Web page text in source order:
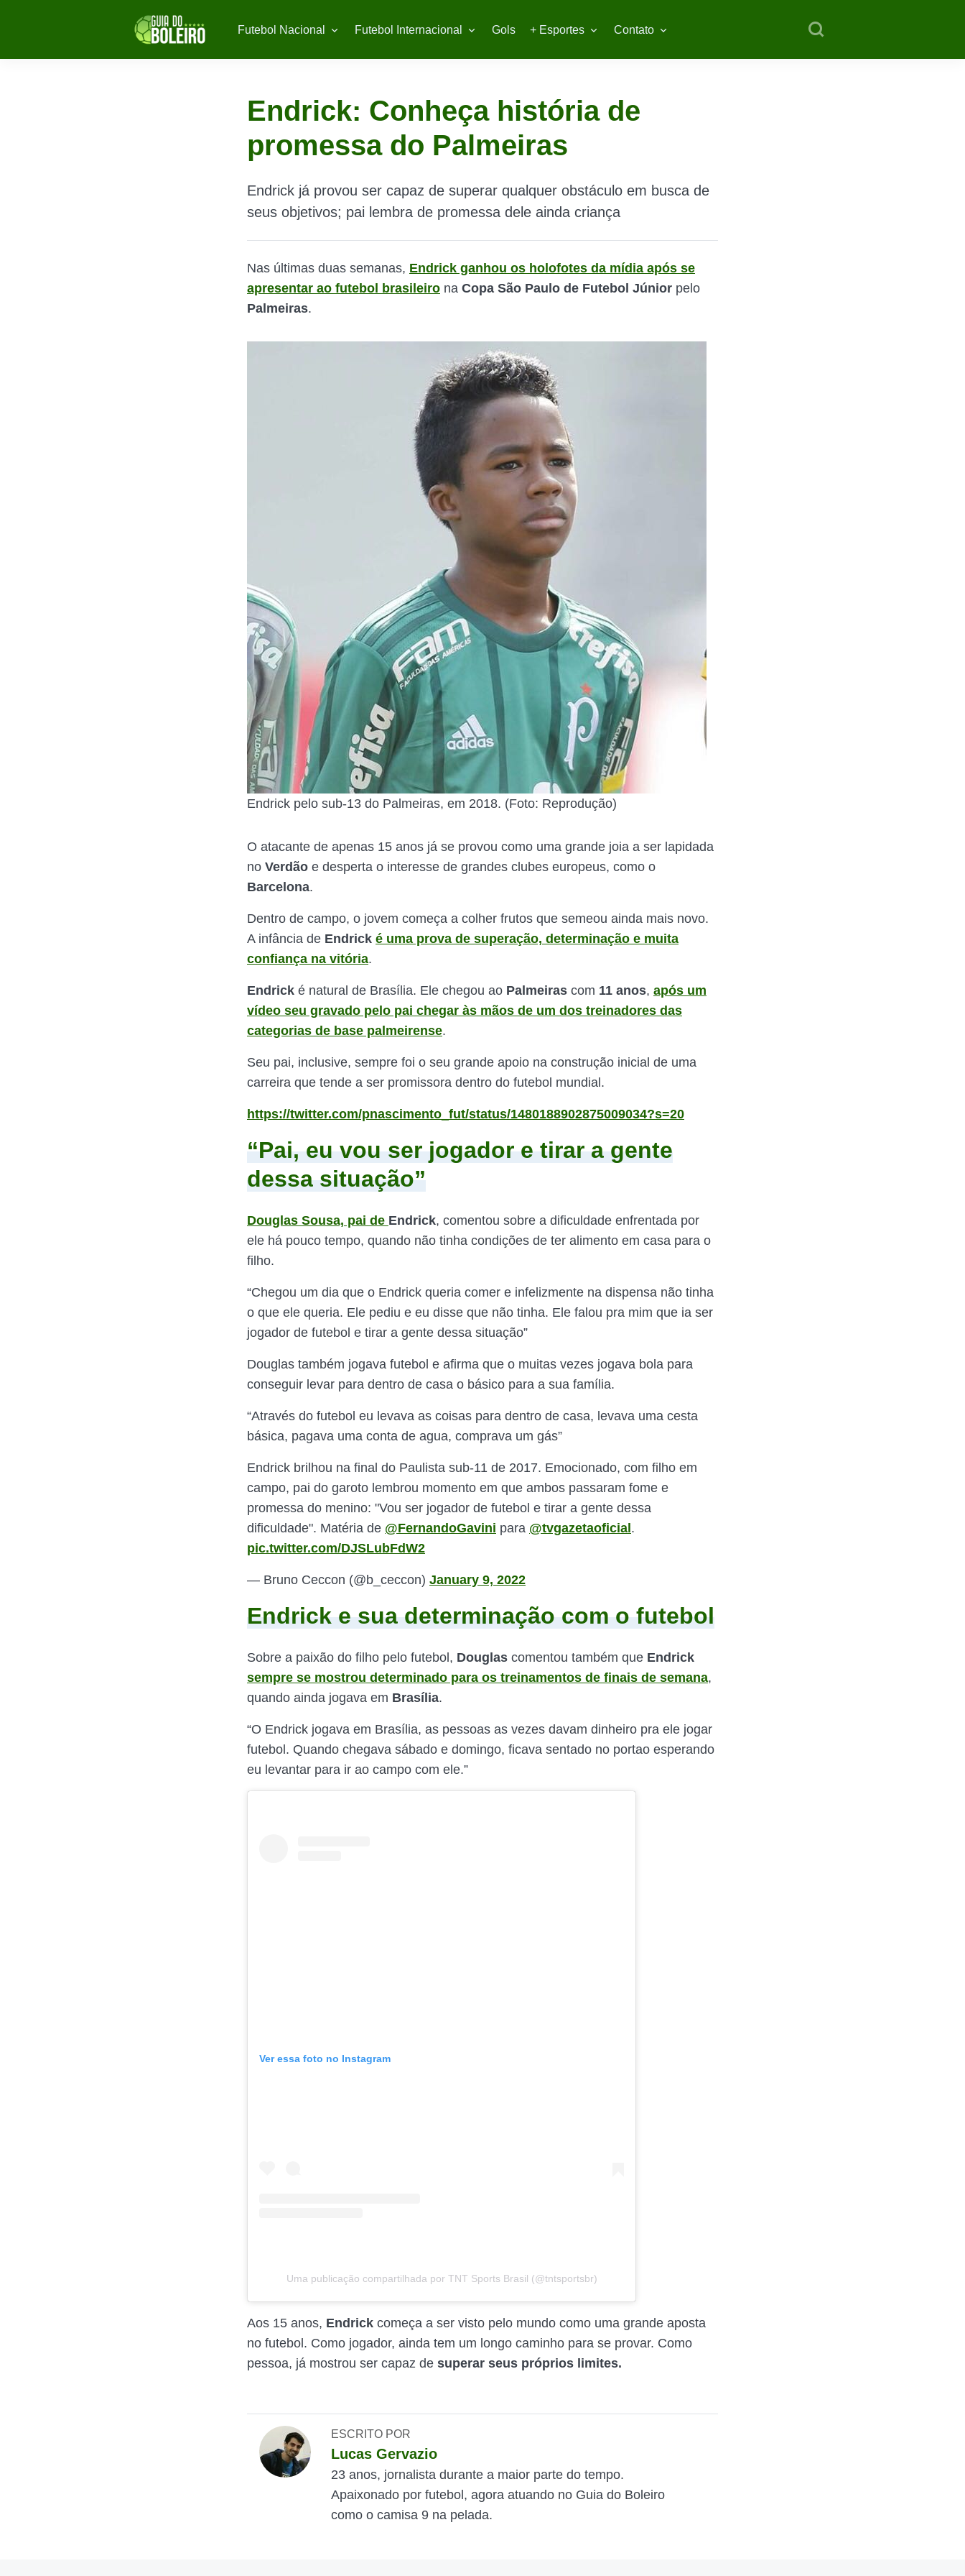
Futebol Nacional Futebol Internacional Gols + Esportes Contato
Endrick: Conheça história de
promessa do Palmeiras
Endrick já provou ser capaz de superar qualquer obstáculo em busca de
seus objetivos; pai lembra de promessa dele ainda criança
Nas últimas duas semanas, Endrick ganhou os holofotes da mídia após se
apresentar ao futebol brasileiro na Copa São Paulo de Futebol Júnior pelo
Palmeiras.
Endrick pelo sub-13 do Palmeiras, em 2018. (Foto: Reprodução)
O atacante de apenas 15 anos já se provou como uma grande joia a ser lapidada
no Verdão e desperta o interesse de grandes clubes europeus, como o
Barcelona.
Dentro de campo, o jovem começa a colher frutos que semeou ainda mais novo.
A infância de Endrick é uma prova de superação, determinação e muita
confiança na vitória.
Endrick é natural de Brasília. Ele chegou ao Palmeiras com 11 anos, após um
vídeo seu gravado pelo pai chegar às mãos de um dos treinadores das
categorias de base palmeirense.
Seu pai, inclusive, sempre foi o seu grande apoio na construção inicial de uma
carreira que tende a ser promissora dentro do futebol mundial.
https://twitter.com/pnascimento_fut/status/1480188902875009034?s=20
“Pai, eu vou ser jogador e tirar a gente
dessa situação”
Douglas Sousa, pai de Endrick, comentou sobre a dificuldade enfrentada por
ele há pouco tempo, quando não tinha condições de ter alimento em casa para o
filho.
“Chegou um dia que o Endrick queria comer e infelizmente na dispensa não tinha
o que ele queria. Ele pediu e eu disse que não tinha. Ele falou pra mim que ia ser
jogador de futebol e tirar a gente dessa situação”
Douglas também jogava futebol e afirma que o muitas vezes jogava bola para
conseguir levar para dentro de casa o básico para a sua família.
“Através do futebol eu levava as coisas para dentro de casa, levava uma cesta
básica, pagava uma conta de agua, comprava um gás”
Endrick brilhou na final do Paulista sub-11 de 2017. Emocionado, com filho em
campo, pai do garoto lembrou momento em que ambos passaram fome e
promessa do menino: "Vou ser jogador de futebol e tirar a gente dessa
dificuldade". Matéria de @FernandoGavini para @tvgazetaoficial .
pic.twitter.com/DJSLubFdW2
— Bruno Ceccon (@b_ceccon) January 9, 2022
Endrick e sua determinação com o futebol
Sobre a paixão do filho pelo futebol, Douglas comentou também que Endrick
sempre se mostrou determinado para os treinamentos de finais de semana,
quando ainda jogava em Brasília.
“O Endrick jogava em Brasília, as pessoas as vezes davam dinheiro pra ele jogar
futebol. Quando chegava sábado e domingo, ficava sentado no portao esperando
eu levantar para ir ao campo com ele.”
Ver essa foto no Instagram
Uma publicação compartilhada por TNT Sports Brasil (@tntsportsbr)
Aos 15 anos, Endrick começa a ser visto pelo mundo como uma grande aposta
no futebol. Como jogador, ainda tem um longo caminho para se provar. Como
pessoa, já mostrou ser capaz de superar seus próprios limites.
ESCRITO POR
Lucas Gervazio
23 anos, jornalista durante a maior parte do tempo.
Apaixonado por futebol, agora atuando no Guia do Boleiro
como o camisa 9 na pelada.